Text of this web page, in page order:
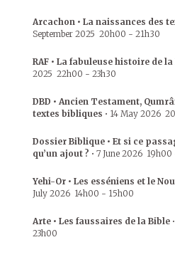
Arcachon • La naissances des
September 2025 20h00 - 21h30
RAF • La fabuleuse histoire de
2025 22h00 - 23h30
DBD • Ancien Testament,
textes bibliques • 14 May 2026
Dossier Biblique • Et si ce
qu’un ajout ? • 7 June 2026 19h00
Yehi-Or • Les esséniens et le
July 2026 14h00 - 15h00
Arte • Les faussaires de la Bible •
23h00